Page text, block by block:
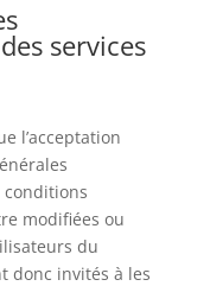
services
l’acceptation
conditions
modifiées ou
du
donc invités à les